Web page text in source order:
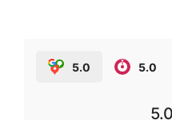
5.0 5.0
5.0